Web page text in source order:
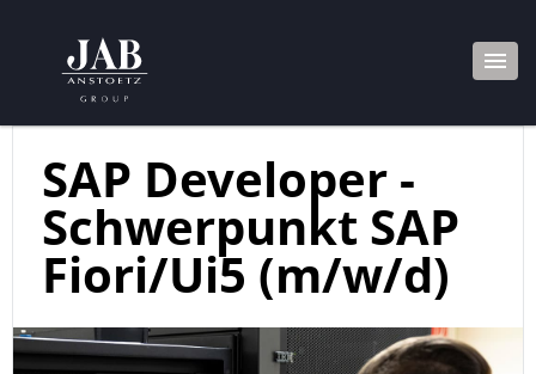
SAP Developer -
Schwerpunkt SAP
Fiori/Ui5 (m/w/d)